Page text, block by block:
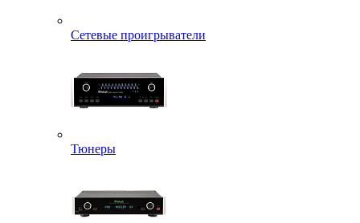
Сетевые проигрыватели
Тюнеры